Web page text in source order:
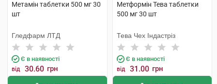
Метамін таблетки 500 мг 30
шт
Гледфарм ЛТД
Є в наявності
від 30.60 грн
Метформін Тева таблетки
500 мг 30 шт
Тева Чех Індастріз
Є в наявності
від 31.00 грн